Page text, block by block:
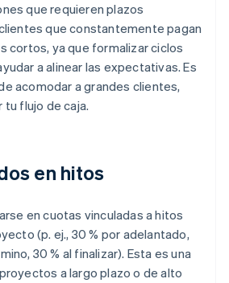
que requieren plazos
que constantemente pagan
cortos, ya que formalizar ciclos
a alinear las expectativas. Es
acomodar a grandes clientes,
flujo de caja.
en hitos
en cuotas vinculadas a hitos
(p. ej., 30 % por adelantado,
30 % al finalizar). Esta es una
a largo plazo o de alto